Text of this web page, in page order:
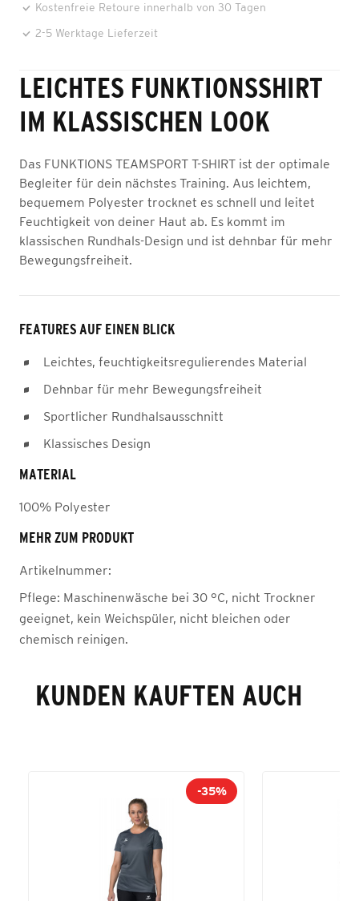
Kostenfreie Retoure innerhalb von 30 Tagen
2-5 Werktage Lieferzeit
LEICHTES FUNKTIONSSHIRT
IM KLASSISCHEN LOOK
Das FUNKTIONS TEAMSPORT T-SHIRT ist der optimale
Begleiter für dein nächstes Training. Aus leichtem,
bequemem Polyester trocknet es schnell und leitet
Feuchtigkeit von deiner Haut ab. Es kommt im
klassischen Rundhals-Design und ist dehnbar für mehr
Bewegungsfreiheit.
FEATURES AUF EINEN BLICK
Leichtes, feuchtigkeitsregulierendes Material
Dehnbar für mehr Bewegungsfreiheit
Sportlicher Rundhalsausschnitt
Klassisches Design
MATERIAL
100% Polyester
MEHR ZUM PRODUKT
Artikelnummer:
Pflege: Maschinenwäsche bei 30 °C, nicht Trockner
geeignet, kein Weichspüler, nicht bleichen oder
chemisch reinigen.
KUNDEN KAUFTEN AUCH
-35%